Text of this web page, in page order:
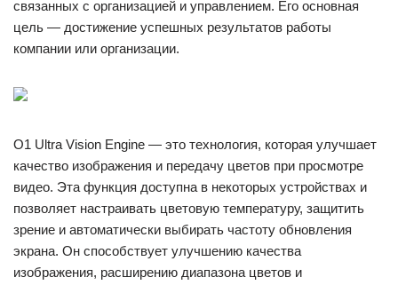
связанных с организацией и управлением. Его основная
цель — достижение успешных результатов работы
компании или организации.
O1 Ultra Vision Engine — это технология, которая улучшает
качество изображения и передачу цветов при просмотре
видео. Эта функция доступна в некоторых устройствах и
позволяет настраивать цветовую температуру, защитить
зрение и автоматически выбирать частоту обновления
экрана. Он способствует улучшению качества
изображения, расширению диапазона цветов и